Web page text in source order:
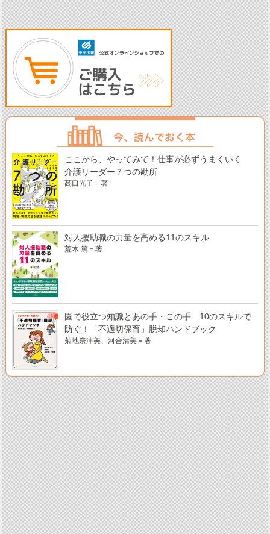
ここから、やってみて！仕事が必ずうまくいく
介護リーダー７つの勘所
髙口光子＝著
対人援助職の力量を高める11のスキル
荒木 篤＝著
園で役立つ知識とあの手・この手 10のスキルで
防ぐ！「不適切保育」脱却ハンドブック
菊地奈津美、河合清美＝著